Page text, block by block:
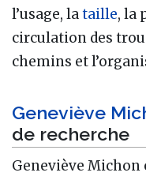
l’usage, lataille, la
circulation des
chemins et
Geneviève
de recherche
Geneviève Michon